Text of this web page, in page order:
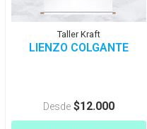
Taller Kraft
LIENZO COLGANTE
Desde $12.000